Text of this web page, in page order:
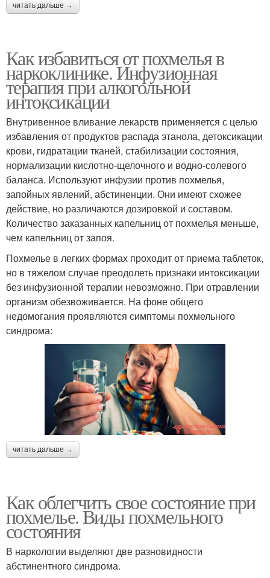
читать дальше →
Как избавиться от похмелья в
наркоклинике. Инфузионная
терапия при алкогольной
интоксикации
Внутривенное вливание лекарств применяется с целью
избавления от продуктов распада этанола, детоксикации
крови, гидратации тканей, стабилизации состояния,
нормализации кислотно-щелочного и водно-солевого
баланса. Используют инфузии против похмелья,
запойных явлений, абстиненции. Они имеют схожее
действие, но различаются дозировкой и составом.
Количество заказанных капельниц от похмелья меньше,
чем капельниц от запоя.
Похмелье в легких формах проходит от приема таблеток,
но в тяжелом случае преодолеть признаки интоксикации
без инфузионной терапии невозможно. При отравлении
организм обезвоживается. На фоне общего
недомогания проявляются симптомы похмельного
синдрома:
читать дальше →
Как облегчить свое состояние при
похмелье. Виды похмельного
состояния
В наркологии выделяют две разновидности
абстинентного синдрома.